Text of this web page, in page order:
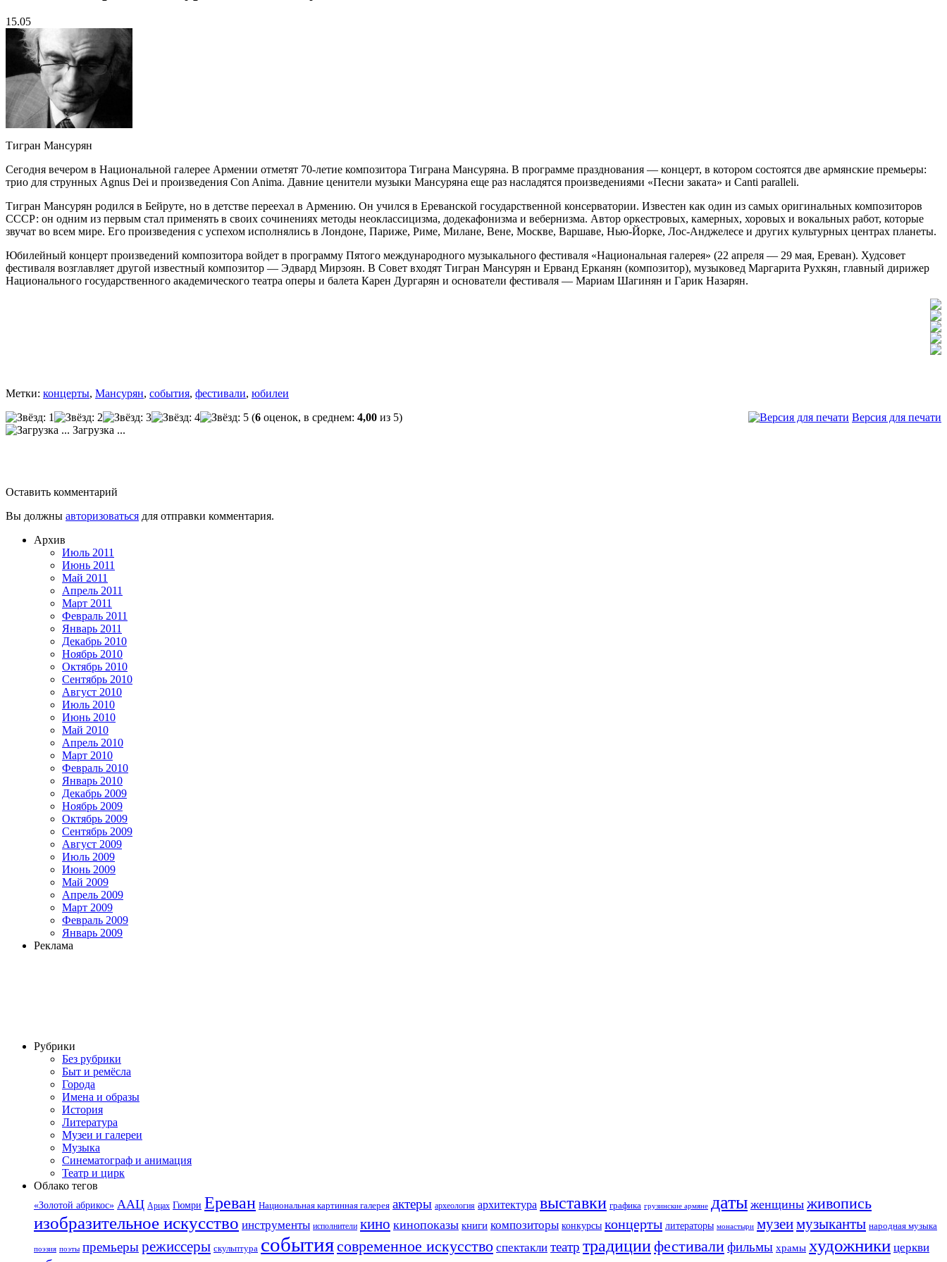
15.05
Тигран Мансурян
Сегодня вечером в Национальной галерее Армении отметят 70-летие композитора Тиграна Мансуряна. В программе празднования — концерт, в котором состоятся две армянские премьеры:
трио для струнных Agnus Dei и произведения Con Anima. Давние ценители музыки Мансуряна еще раз насладятся произведениями «Песни заката» и Canti paralleli.
Тигран Мансурян родился в Бейруте, но в детстве переехал в Армению. Он учился в Ереванской государственной консерватории. Известен как один из самых оригинальных композиторов
СССР: он одним из первым стал применять в своих сочинениях методы неоклассицизма, додекафонизма и вебернизма. Автор оркестровых, камерных, хоровых и вокальных работ, которые
звучат во всем мире. Его произведения с успехом исполнялись в Лондоне, Париже, Риме, Милане, Вене, Москве, Варшаве, Нью-Йорке, Лос-Анджелесе и других культурных центрах планеты.
Юбилейный концерт произведений композитора войдет в программу Пятого международного музыкального фестиваля «Национальная галерея» (22 апреля — 29 мая, Ереван). Худсовет
фестиваля возглавляет другой известный композитор — Эдвард Мирзоян. В Совет входят Тигран Мансурян и Ерванд Ерканян (композитор), музыковед Маргарита Рухкян, главный дирижер
Национального государственного академического театра оперы и балета Карен Дургарян и основатели фестиваля — Мариам Шагинян и Гарик Назарян.
Метки: концерты, Мансурян, события, фестивали, юбилеи
Версия для печати
(6 оценок, в среднем: 4,00 из 5)
Загрузка ...
Оставить комментарий
Вы должны авторизоваться для отправки комментария.
Архив
Июль 2011
Июнь 2011
Май 2011
Апрель 2011
Март 2011
Февраль 2011
Январь 2011
Декабрь 2010
Ноябрь 2010
Октябрь 2010
Сентябрь 2010
Август 2010
Июль 2010
Июнь 2010
Май 2010
Апрель 2010
Март 2010
Февраль 2010
Январь 2010
Декабрь 2009
Ноябрь 2009
Октябрь 2009
Сентябрь 2009
Август 2009
Июль 2009
Июнь 2009
Май 2009
Апрель 2009
Март 2009
Февраль 2009
Январь 2009
Реклама
Рубрики
Без рубрики
Быт и ремёсла
Города
Имена и образы
История
Литература
Музеи и галереи
Музыка
Синематограф и анимация
Театр и цирк
Облако тегов
«Золотой абрикос» ААЦ Арцах Гюмри Ереван Национальная картинная галерея актеры археология архитектура выставки графика грузинские армяне даты женщины живопись
изобразительное искусство инструменты исполнители кино кинопоказы книги композиторы конкурсы концерты литераторы монастыри музеимузыканты народная музыка
поэзия поэты премьерырежиссеры скульптура событиясовременное искусство спектакли театр традициифестивалифильмы храмы художники церкви